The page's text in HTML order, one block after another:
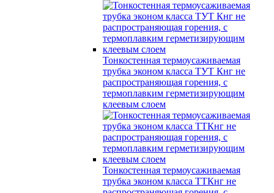
Тонкостенная термоусаживаемая
трубка эконом класса ТУТ Кнг не
распространяющая горения, с
термоплавким герметизирующим
клеевым слоем
Тонкостенная термоусаживаемая
трубка эконом класса ТТКнг не